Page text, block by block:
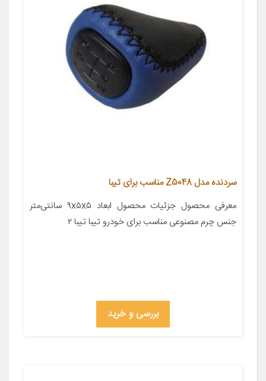
سردنده مدل Z5048 مناسب برای تیبا
معرفی محصول جزئیات محصول ابعاد ۹x۵x۵ سانتی‌متر
جنس چرم مصنوعی مناسب برای خودرو تیبا تیبا ۲
بررسی و خرید